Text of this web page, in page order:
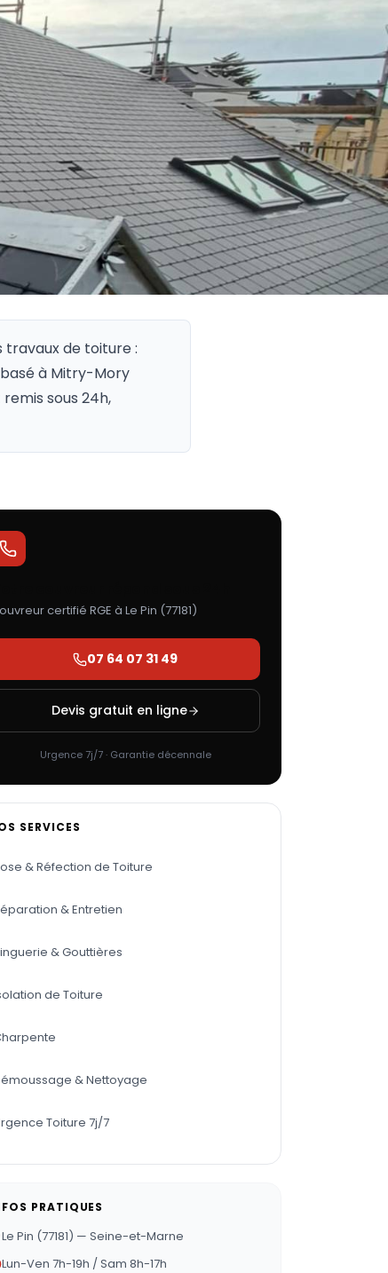
travaux de toiture :
à Mitry-Mory
sous 24h,
certifié RGE à Le Pin (77181)
07 64 07 31 49
Devis gratuit en ligne
Urgence 7j/7 · Garantie décennale
SERVICES
& Réfection de Toiture
& Entretien
& Gouttières
de Toiture
& Nettoyage
Toiture 7j/7
PRATIQUES
Le Pin (77181) — Seine-et-Marne
Lun-Ven 7h-19h / Sam 8h-17h